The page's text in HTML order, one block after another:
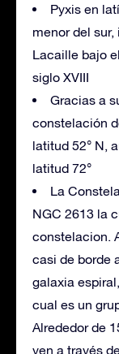
Pyxis en
menor del
Lacaille bajo
siglo XVIII
Gracias a
constelación
latitud 52° N,
latitud 72°
La
NGC 2613 la
constelacion.
casi de borde
galaxia
cual es un
Alrededor de
ven a través